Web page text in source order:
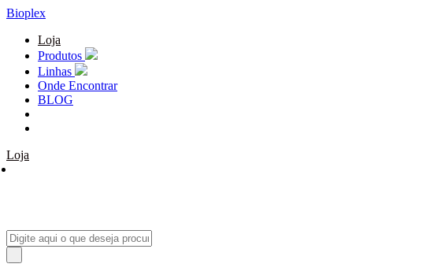
Bioplex
Loja
Produtos
Linhas
Onde Encontrar
BLOG
Loja